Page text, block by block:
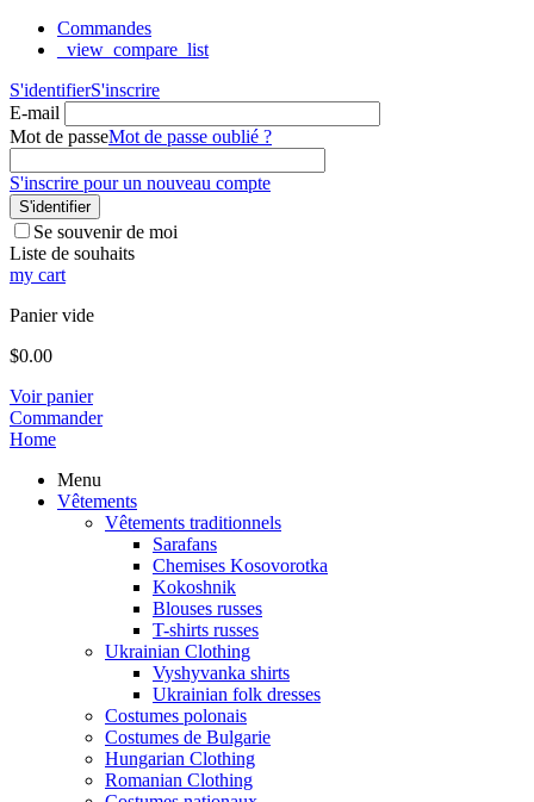
Commandes
_view_compare_list
S'identifierS'inscrire
E-mail
Mot de passeMot de passe oublié ?
S'inscrire pour un nouveau compte
S'identifier
Se souvenir de moi
Liste de souhaits
my cart
Panier vide
$0.00
Voir panier
Commander
Home
Menu
Vêtements
Vêtements traditionnels
Sarafans
Chemises Kosovorotka
Kokoshnik
Blouses russes
T-shirts russes
Ukrainian Clothing
Vyshyvanka shirts
Ukrainian folk dresses
Costumes polonais
Costumes de Bulgarie
Hungarian Clothing
Romanian Clothing